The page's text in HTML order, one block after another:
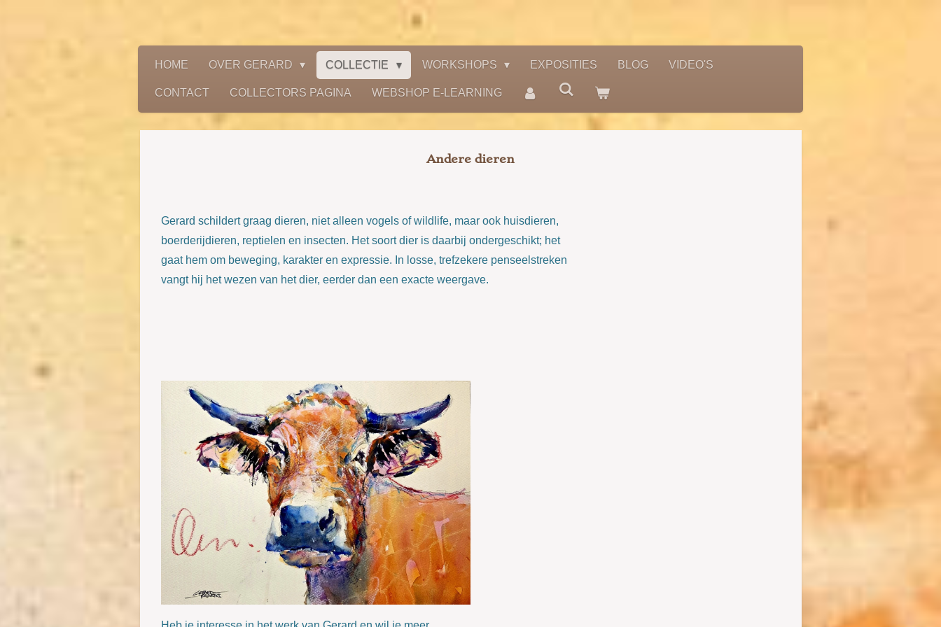
HOME OVER GERARD COLLECTIE WORKSHOPS EXPOSITIES BLOG VIDEO'S
CONTACT COLLECTORS PAGINA WEBSHOP E-LEARNING
Andere dieren
Gerard schildert graag dieren, niet alleen vogels of wildlife, maar ook huisdieren,
boerderijdieren, reptielen en insecten. Het soort dier is daarbij ondergeschikt; het
gaat hem om beweging, karakter en expressie. In losse, trefzekere penseelstreken
vangt hij het wezen van het dier, eerder dan een exacte weergave.